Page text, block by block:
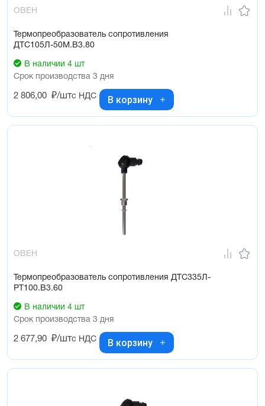
ОВЕН
Термопреобразователь сопротивления
ДТС105Л-50М.В3.80
В наличии 4 шт
Срок производства 3 дня
2 806,00 ₽/штс НДС В корзину
ОВЕН
Термопреобразователь сопротивления ДТС335Л-
РТ100.В3.60
В наличии 4 шт
Срок производства 3 дня
2 677,90 ₽/штс НДС В корзину